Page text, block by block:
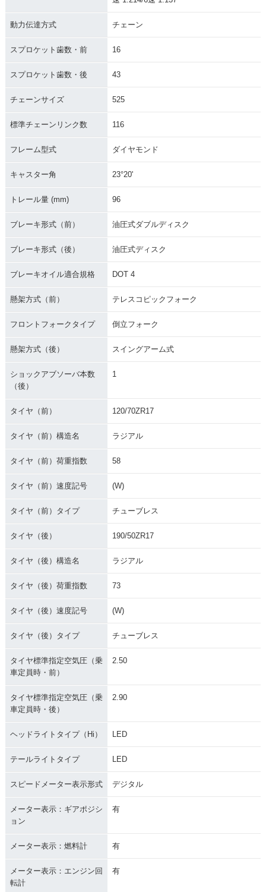
R・マイナーチェン
R・新登場
動力伝達方式 チェーン
スプロケット歯数・前 16
スプロケット歯数・後 43
チェーンサイズ 525
標準チェーンリンク数 116
フレーム型式 ダイヤモンド
キャスター角 23°20'
トレール量 (mm) 96
ブレーキ形式（前） 油圧式ダブルディスク
ブレーキ形式（後） 油圧式ディスク
ブレーキオイル適合規格 DOT 4
懸架方式（前） テレスコピックフォーク
フロントフォークタイプ 倒立フォーク
懸架方式（後） スイングアーム式
ショックアブソーバ本数
（後）
1
タイヤ（前） 120/70ZR17
タイヤ（前）構造名 ラジアル
タイヤ（前）荷重指数 58
タイヤ（前）速度記号 (W)
タイヤ（前）タイプ チューブレス
タイヤ（後） 190/50ZR17
タイヤ（後）構造名 ラジアル
タイヤ（後）荷重指数 73
タイヤ（後）速度記号 (W)
タイヤ（後）タイプ チューブレス
タイヤ標準指定空気圧（乗
車定員時・前）
2.50
タイヤ標準指定空気圧（乗
車定員時・後）
2.90
ヘッドライトタイプ（Hi） LED
テールライトタイプ LED
スピードメーター表示形式 デジタル
メーター表示：ギアポジシ
ョン
有
メーター表示：燃料計 有
メーター表示：エンジン回
転計
有